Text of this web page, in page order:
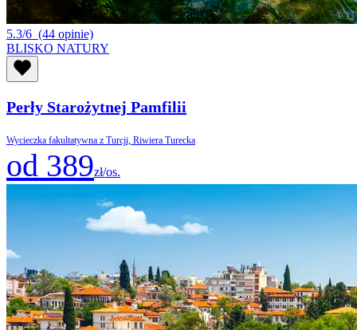
5.3/6 (44 opinie)
BLISKO NATURY
Perły Starożytnej Pamfilii
Wycieczka fakultatywna z Turcji, Riwiera Turecka
od 389zł/os.